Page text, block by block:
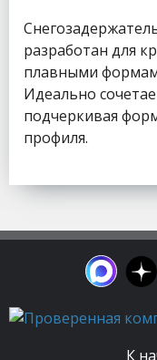
разработан для
плавными
Идеально
подчеркивая
профиля.
К